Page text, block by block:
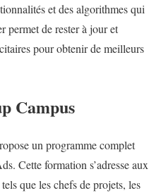
et des algorithmes qui
permet de rester à jour et
pour obtenir de meilleurs
Campus
un programme complet
Cette formation s’adresse aux
que les chefs de projets, les